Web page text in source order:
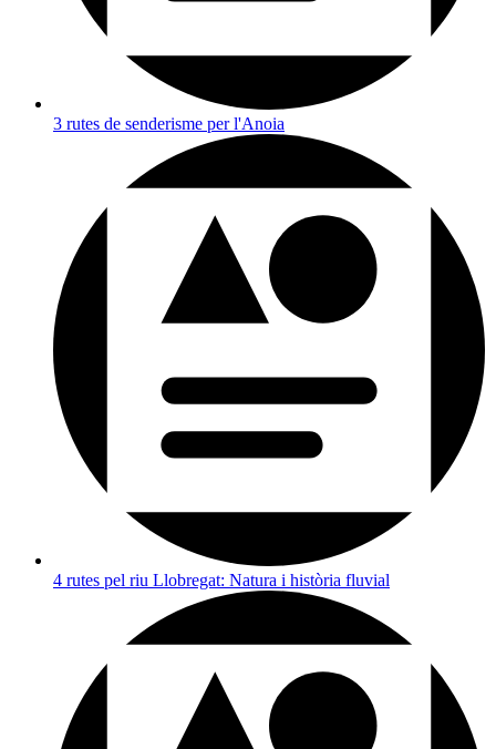
3 rutes de senderisme per l'Anoia
4 rutes pel riu Llobregat: Natura i història fluvial